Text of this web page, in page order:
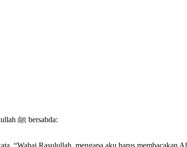
Diriwayatkan dari Abdullah bin Mas’ud r.a. bahwa Rasulullah ﷺ bersabda: